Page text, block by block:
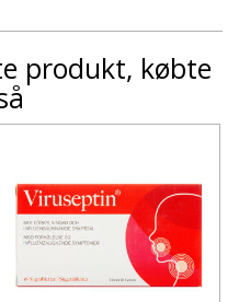
produkt, købte